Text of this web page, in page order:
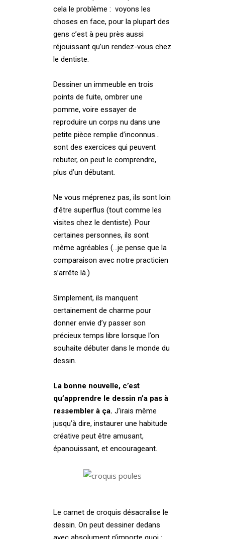
cela le problème : voyons les
choses en face, pour la plupart des
gens c’est à peu près aussi
réjouissant qu’un rendez-vous chez
le dentiste.
Dessiner un immeuble en trois
points de fuite, ombrer une
pomme, voire essayer de
reproduire un corps nu dans une
petite pièce remplie d’inconnus…
sont des exercices qui peuvent
rebuter, on peut le comprendre,
plus d’un débutant.
Ne vous méprenez pas, ils sont loin
d’être superflus (tout comme les
visites chez le dentiste). Pour
certaines personnes, ils sont
même agréables (…je pense que la
comparaison avec notre practicien
s’arrête là.)
Simplement, ils manquent
certainement de charme pour
donner envie d’y passer son
précieux temps libre lorsque l’on
souhaite débuter dans le monde du
dessin.
La bonne nouvelle, c’est
qu’apprendre le dessin n’a pas à
ressembler à ça. J’irais même
jusqu’à dire, instaurer une habitude
créative peut être amusant,
épanouissant, et encourageant.
Le carnet de croquis désacralise le
dessin. On peut dessiner dedans